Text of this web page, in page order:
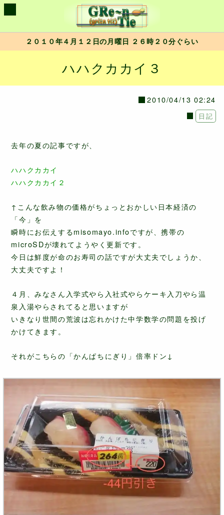
２０１０年４月１２日の月曜日 ２６時２０分ぐらい
ハハクカカイ３
2010/04/13 02:24
日記
去年の夏の記事ですが、
ハハクカカイ
ハハクカカイ２
↑こんな飲み物の価格がちょっとおかしい日本経済の
「今」を
瞬時にお伝えするmisomayo.infoですが、携帯の
microSDが壊れてようやく更新です。
今日は鮮度が命のお寿司の話ですが大丈夫でしょうか、
大丈夫ですよ！
４月、みなさん入学式やら入社式やらケーキ入刀やら温
泉入湯やらされてると思いますが
いきなり世間の荒波は忘れかけた中学数学の問題を投げ
かけてきます。
それがこちらの「かんぱちにぎり」倍率ドン↓